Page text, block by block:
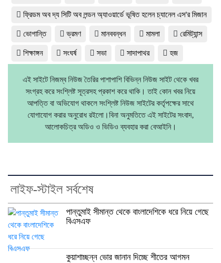
ফ্রিডম অব দ্য সিটি অব লন্ডন অ্যাওয়ার্ডে ভূষিত হলেন চ্যানেল এস'র মিজান
ভোগান্তি ভ্রমণ মানববন্ধন মামলা রেমিট্যান্স
শিক্ষাঙ্গন সংঘর্ষ সভা সাদাপাথর হজ
এই সাইটে নিজম্ব নিউজ তৈরির পাশাপাশি বিভিন্ন নিউজ সাইট থেকে খবর
সংগ্রহ করে সংশ্লিষ্ট সূত্রসহ প্রকাশ করে থাকি। তাই কোন খবর নিয়ে
আপত্তি বা অভিযোগ থাকলে সংশ্লিষ্ট নিউজ সাইটের কর্তৃপক্ষের সাথে
যোগাযোগ করার অনুরোধ রইলো।বিনা অনুমতিতে এই সাইটের সংবাদ,
আলোকচিত্র অডিও ও ভিডিও ব্যবহার করা বেআইনি।
লাইফ-স্টাইল সর্বশেষ
পান্তুমাই সীমান্ত থেকে বাংলাদেশিকে ধরে নিয়ে গেছে
বিএসএফ
কুয়াশাচ্ছন্ন ভোর জানান দিচ্ছে শীতের আগমন